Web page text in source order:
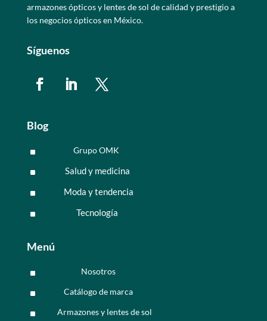
armazones ópticos y lentes de sol de calidad y prestigio a
los negocios ópticos en México.
Síguenos
Blog
^ Grupo OMK
^ Salud y medicina
^ Moda y tendencia
^ Tecnología
Menú
^ Nosotros
^ Catálogo de marca
^ Armazones y lentes de sol